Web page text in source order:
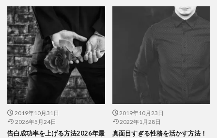
2019年10月31日
2026年5月24日
告白成功率を上げる方法2026年最
2019年10月23日
2022年1月28日
真面目すぎる性格を活かす方法！